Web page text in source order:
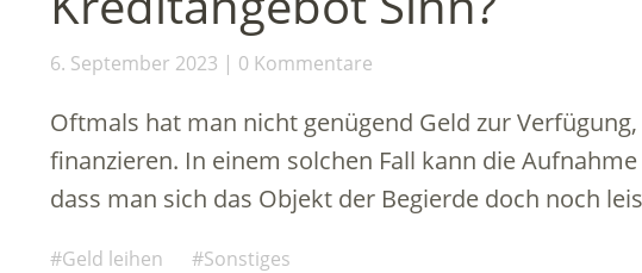
6. September 2023 0 Kommentare
Oftmals hat man nicht genügend Geld zur
finanzieren. In einem solchen Fall kann die
dass man sich das Objekt der Begierde doch noch
Geld leihen Sonstiges